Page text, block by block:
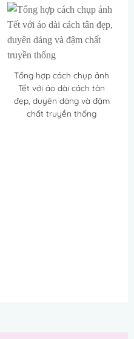
Tổng hợp cách chụp ảnh
Tết với áo dài cách tân
đẹp, duyên dáng và đậm
chất truyền thống